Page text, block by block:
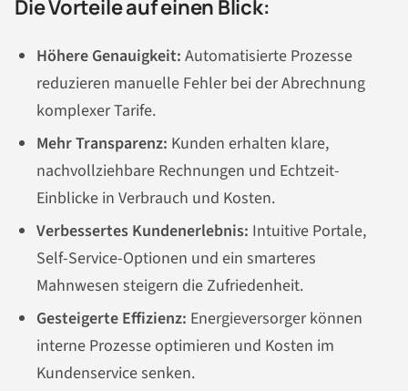
Die Vorteile auf einen Blick:
Höhere Genauigkeit: Automatisierte Prozesse
reduzieren manuelle Fehler bei der Abrechnung
komplexer Tarife.
Mehr Transparenz: Kunden erhalten klare,
nachvollziehbare Rechnungen und Echtzeit-
Einblicke in Verbrauch und Kosten.
Verbessertes Kundenerlebnis: Intuitive Portale,
Self-Service-Optionen und ein smarteres
Mahnwesen steigern die Zufriedenheit.
Gesteigerte Effizienz: Energieversorger können
interne Prozesse optimieren und Kosten im
Kundenservice senken.